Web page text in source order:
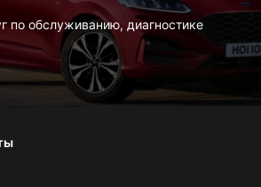
по обслуживанию, диагностике